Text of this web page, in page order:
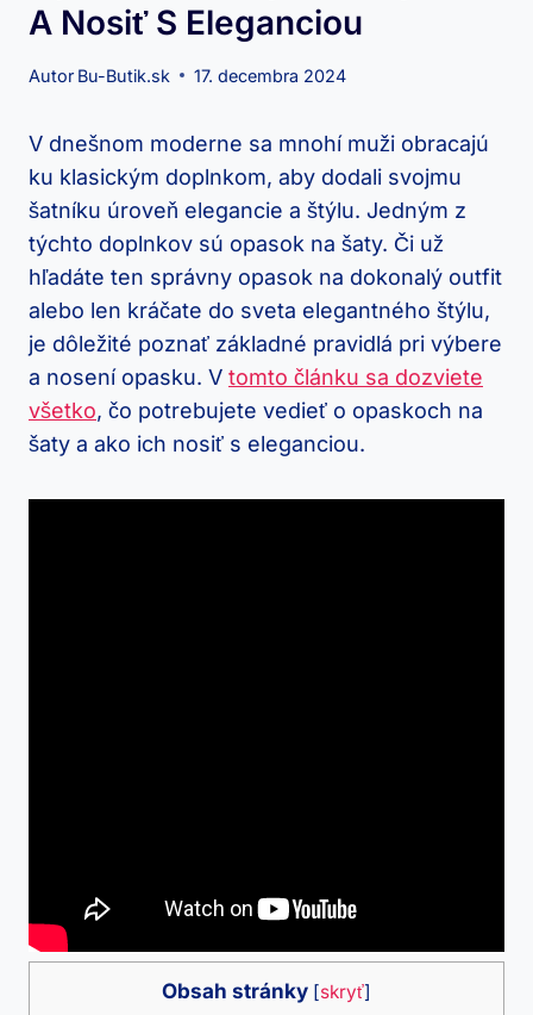
A Nosiť S Eleganciou
Autor Bu-Butik.sk 17. decembra 2024
V dnešnom moderne sa mnohí muži obracajú
ku klasickým doplnkom, aby dodali svojmu
šatníku úroveň elegancie a štýlu. Jedným z
týchto doplnkov sú opasok na šaty. Či už
hľadáte ten správny opasok na dokonalý outfit
alebo len kráčate do sveta elegantného štýlu,
je dôležité poznať základné pravidlá pri výbere
a nosení opasku. V tomto článku sa dozviete
všetko, čo potrebujete vedieť o opaskoch na
šaty a ako ich nosiť s eleganciou.
Obsah stránky [skryť]